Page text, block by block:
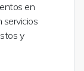
en
servicios
y